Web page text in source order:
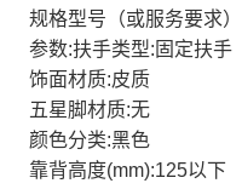
规格型号（或服务要求）
参数:扶手类型:固定扶手
饰面材质:皮质
五星脚材质:无
颜色分类:黑色
靠背高度(mm):125以下